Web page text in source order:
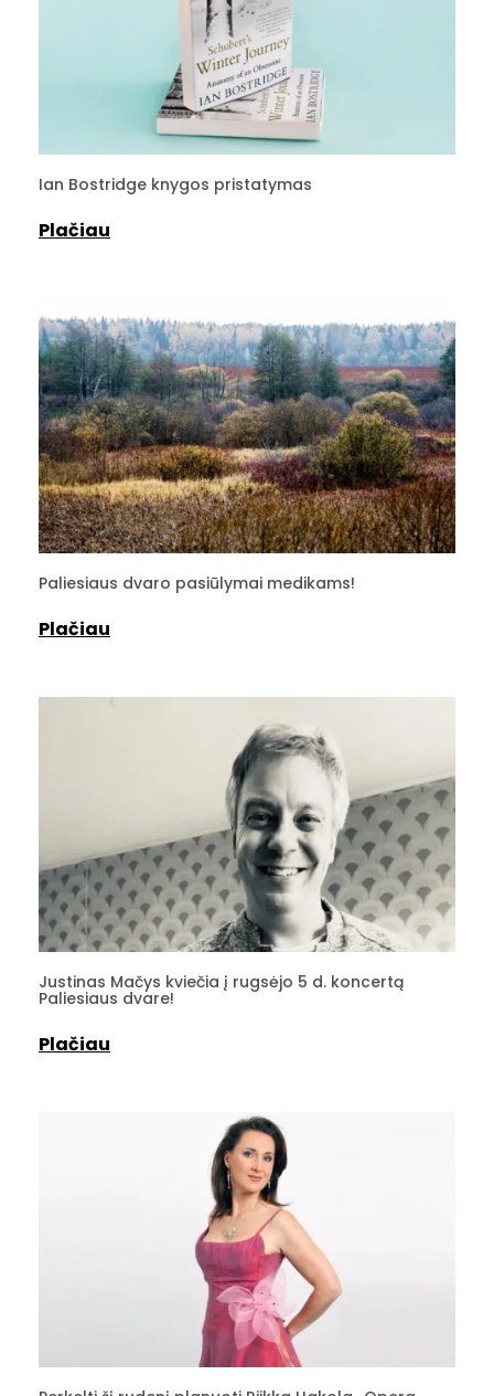
Ian Bostridge knygos pristatymas
Plačiau
Paliesiaus dvaro pasiūlymai medikams!
Plačiau
Justinas Mačys kviečia į rugsėjo 5 d. koncertą
Paliesiaus dvare!
Plačiau